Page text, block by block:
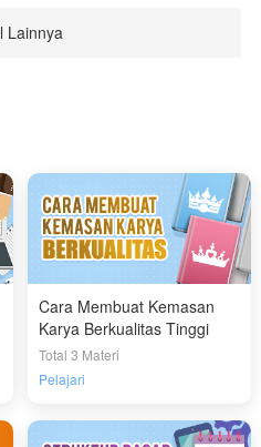
Lainnya
Cara Membuat Kemasan
Karya Berkualitas Tinggi
Total 3 Materi
Pelajari